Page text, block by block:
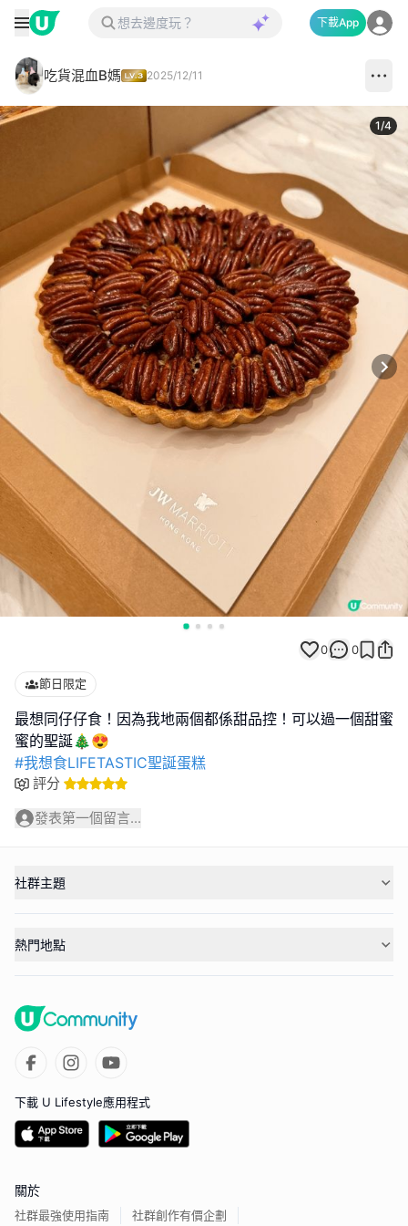
下載App
吃貨混血B媽 2025/12/11
1/4
0 0
節日限定
最想同仔仔食！因為我地兩個都係甜品控！可以過一個甜蜜
#我想食LIFETASTIC聖誕蛋糕
評分
發表第一個留言...
社群主題
熱門地點
下載 U Lifestyle應用程式
關於
社群最強使用指南 社群創作有價企劃